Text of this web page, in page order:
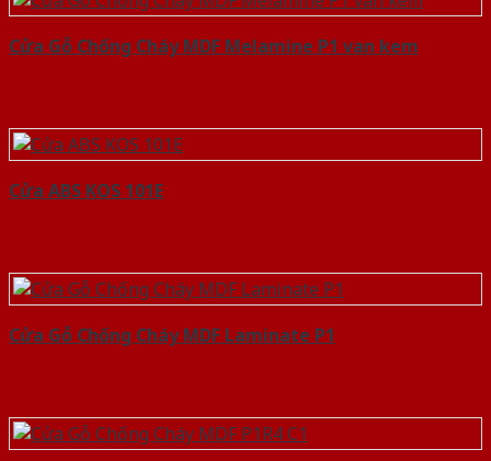
Cửa Gỗ Chống Cháy MDF Melamine P1 van kem
Cửa ABS KOS 101E
Cửa Gỗ Chống Cháy MDF Laminate P1